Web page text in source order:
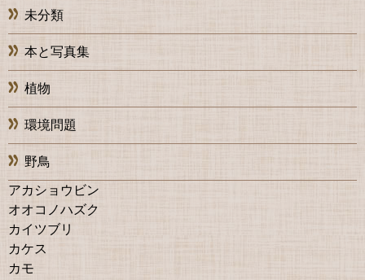
未分類
本と写真集
植物
環境問題
野鳥
アカショウビン
オオコノハズク
カイツブリ
カケス
カモ